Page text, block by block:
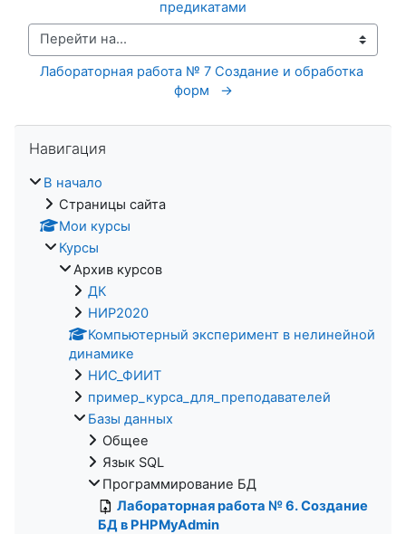
предикатами
Перейти на...
Лабораторная работа № 7 Создание и обработка
форм   →
Навигация
В начало
Страницы сайта
Мои курсы
Курсы
Архив курсов
ДК
НИР2020
Компьютерный эксперимент в нелинейной
динамике
НИС_ФИИТ
пример_курса_для_преподавателей
Базы данных
Общее
Язык SQL
Программирование БД
Лабораторная работа № 6. Создание
БД в PHPMyAdmin